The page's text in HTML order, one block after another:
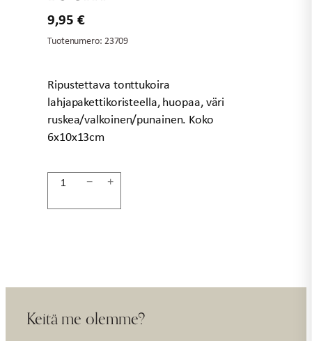
9,95 €
Tuotenumero: 23709
Ripustettava tonttukoira
lahjapakettikoristeella, huopaa, väri
ruskea/valkoinen/punainen. Koko
6x10x13cm
Koira
− +
Keitä me olemme?